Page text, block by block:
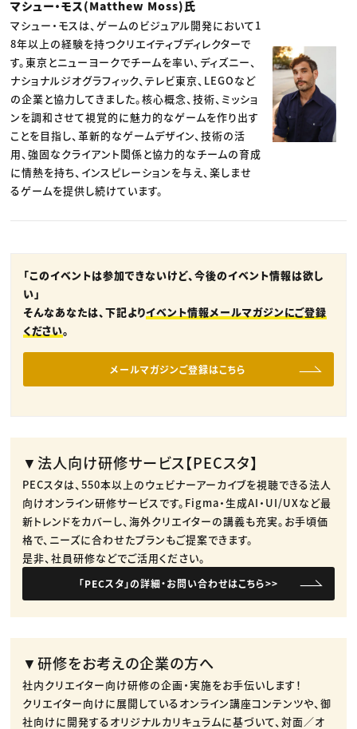
マシュー・モス(Matthew Moss)氏
マシュー・モスは、ゲームのビジュアル開発において1
8年以上の経験を持つクリエイティブディレクターで
す。東京とニューヨークでチームを率い、ディズニー、
ナショナルジオグラフィック、テレビ東京、LEGOなど
の企業と協力してきました。核心概念、技術、ミッショ
ンを調和させて視覚的に魅力的なゲームを作り出す
ことを目指し、革新的なゲームデザイン、技術の活
用、強固なクライアント関係と協力的なチームの育成
に情熱を持ち、インスピレーションを与え、楽しませ
るゲームを提供し続けています。
「このイベントは参加できないけど、今後のイベント情報は欲し
い」
そんなあなたは、下記よりイベント情報メールマガジンにご登録
ください。
メールマガジンご登録はこちら
▼法人向け研修サービス【PECスタ】
PECスタは、550本以上のウェビナーアーカイブを視聴できる法人
向けオンライン研修サービスです。​Figma・生成AI・UI/UXなど最
新トレンドをカバーし、海外クリエイターの講義も充実。​お手頃価
格で、ニーズに合わせたプランもご提案できます。​
是非、社員研修などでご活用ください。​
「PECスタ」の詳細・お問い合わせはこちら>>
▼研修をお考えの企業の方へ
社内クリエイター向け研修の企画・実施をお手伝いします！
クリエイター向けに展開しているオンライン講座コンテンツや、御
社向けに開発するオリジナルカリキュラムに基づいて、対面／オ